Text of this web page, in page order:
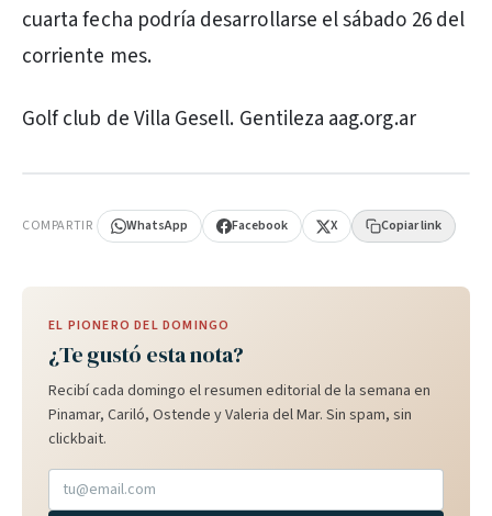
cuarta fecha podría desarrollarse el sábado 26 del
corriente mes.
Golf club de Villa Gesell. Gentileza aag.org.ar
COMPARTIR WhatsApp Facebook X Copiar link
EL PIONERO DEL DOMINGO
¿Te gustó esta nota?
Recibí cada domingo el resumen editorial de la semana en
Pinamar, Cariló, Ostende y Valeria del Mar. Sin spam, sin
clickbait.